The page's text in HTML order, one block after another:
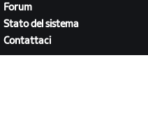
Forum
Stato del sistema
Contattaci